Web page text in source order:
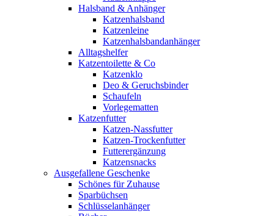
Halsband & Anhänger
Katzenhalsband
Katzenleine
Katzenhalsbandanhänger
Alltagshelfer
Katzentoilette & Co
Katzenklo
Deo & Geruchsbinder
Schaufeln
Vorlegematten
Katzenfutter
Katzen-Nassfutter
Katzen-Trockenfutter
Futterergänzung
Katzensnacks
Ausgefallene Geschenke
Schönes für Zuhause
Sparbüchsen
Schlüsselanhänger